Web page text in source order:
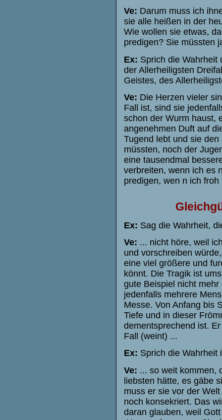
Ve: Darum muss ich
sie alle heißen in der
Wie wollen sie etwas,
predigen? Sie müssten
Ex: Sprich die Wahrheit
der Allerheiligsten
Geistes, des
Ve: Die Herzen vieler
Fall ist, sind sie
schon der Wurm haust,
angenehmen Duft auf
Tugend lebt und sie
müssten, noch der
eine tausendmal
verbreiten, wenn ich es
predigen, wen n ich
Ex: Sag die Wahrheit,
Ve: ... nicht höre, weil
und vorschreiben
eine viel größere und
könnt. Die Tragik ist
gute Beispiel nicht
jedenfalls mehrere
Messe. Von Anfang bis
Tiefe und in dieser
dementsprechend ist.
Fall (weint) ...
Ex: Sprich die Wahrheit
Ve: ... so weit kommen,
liebsten hätte, es gäbe
muss er sie vor der
noch konsekriert. Das
daran glauben, weil